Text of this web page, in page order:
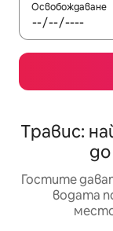
Освобождаване
Травис:
Гостите
водата